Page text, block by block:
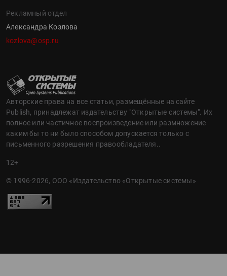
Рекламный отдел
Александра Козлова
kozlova@osp.ru
Авторские права на все статьи, размещённые на сайте
Publish, принадлежат издательству "Открытые системы". Их
полное или частичное воспроизведение или размножение
каким бы то ни было способом допускается только с
письменного разрешения правообладателя..
12+
© 1996-2026, ООО «Издательство «Открытые системы»